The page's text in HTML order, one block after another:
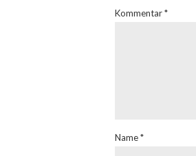
Kommentar*
Name*